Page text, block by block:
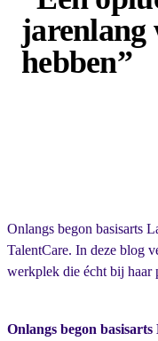
jarenlang
hebben”
Onlangs begon basisarts
TalentCare. In deze blog
werkplek die écht bij haar
Onlangs begon